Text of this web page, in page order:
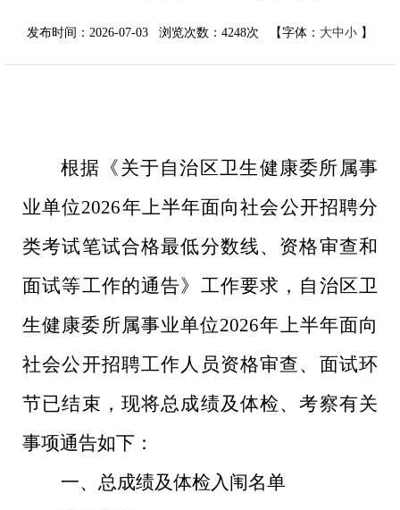
发布时间：2026-07-03 浏览次数： 4248次 【字体： 大中小 】
根据《关于自治区卫生健康委所属事
业单位2026年上半年面向社会公开招聘分
类考试笔试合格最低分数线、资格审查和
面试等工作的通告》工作要求，自治区卫
生健康委所属事业单位2026年上半年面向
社会公开招聘工作人员资格审查、面试环
节已结束，现将总成绩及体检、考察有关
事项通告如下：
一、总成绩及体检入闱名单